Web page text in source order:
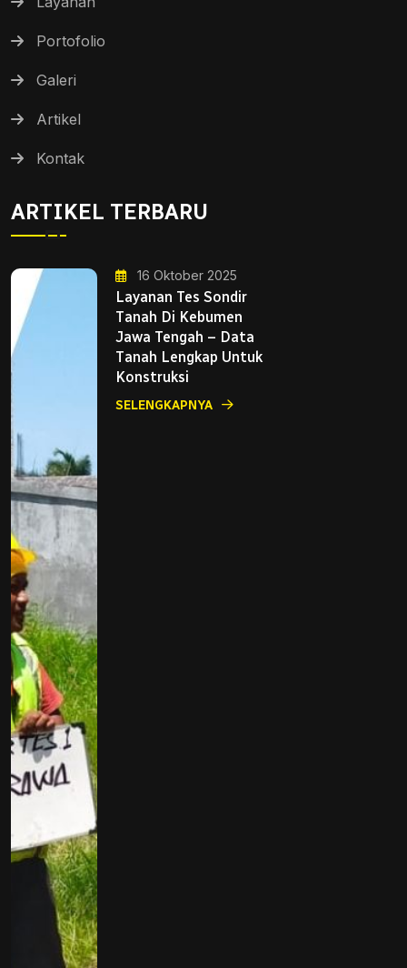
Portofolio
Galeri
Artikel
Kontak
ARTIKEL TERBARU
16 Oktober 2025
Layanan Tes Sondir
Tanah Di Kebumen
Jawa Tengah – Data
Tanah Lengkap Untuk
Konstruksi
SELENGKAPNYA